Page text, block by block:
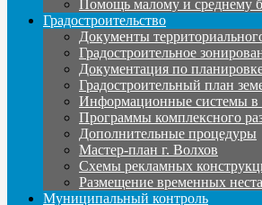
Помощь малому и среднему
Градостроительство
Документы
Градостроительное
Документация по
Градостроительный план
Информационные системы в
Программы комплексного
Дополнительные процедуры
Мастер-план г. Волхов
Схемы рекламных
Размещение временных
Муниципальный контроль